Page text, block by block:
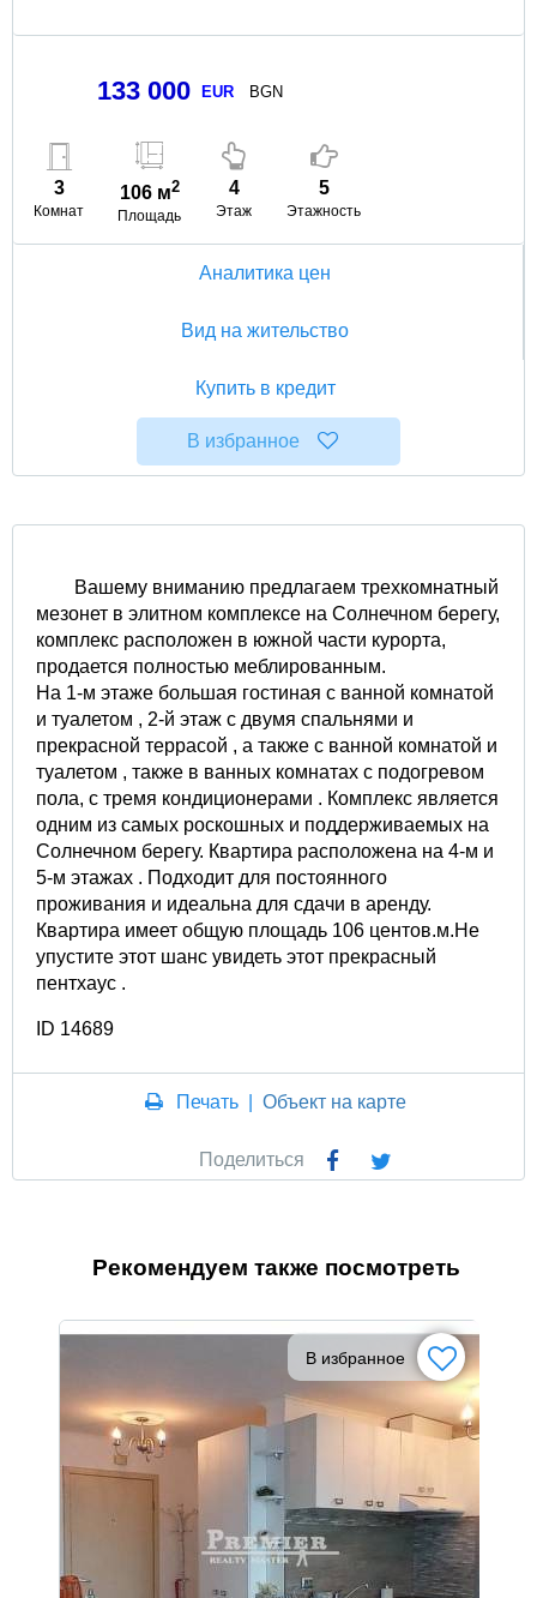
133 000 EUR BGN
3
Комнат
106 м2
Площадь
4
Этаж
5
Этажность
Аналитика цен
Вид на жительство
Купить в кредит
В избранное
Вашему вниманию предлагаем трехкомнатный
мезонет в элитном комплексе на Солнечном берегу,
комплекс расположен в южной части курорта,
продается полностью меблированным.
На 1-м этаже большая гостиная с ванной комнатой
и туалетом , 2-й этаж с двумя спальнями и
прекрасной террасой , а также с ванной комнатой и
туалетом , также в ванных комнатах с подогревом
пола, с тремя кондиционерами . Комплекс является
одним из самых роскошных и поддерживаемых на
Солнечном берегу. Квартира расположена на 4-м и
5-м этажах . Подходит для постоянного
проживания и идеальна для сдачи в аренду.
Квартира имеет общую площадь 106 центов.м.Не
упустите этот шанс увидеть этот прекрасный
пентхаус .
ID 14689
Печать |Объект на карте
Поделиться
Рекомендуем также посмотреть
В избранное